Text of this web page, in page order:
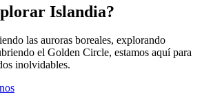
Islandia?
las auroras boreales, explorando
el Golden Circle, estamos aquí para
inolvidables.